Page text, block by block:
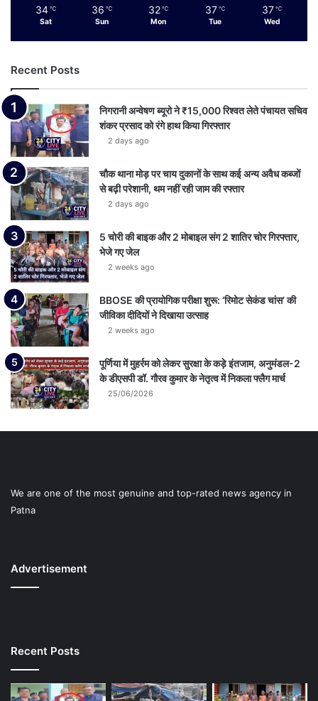
34 ℃
Sat
36 ℃
Sun
32 ℃
Mon
37 ℃
Tue
37 ℃
Wed
Recent Posts
निगरानी अन्वेषण ब्यूरो ने ₹15,000 रिश्वत लेते पंचायत सचिव
शंकर प्रसाद को रंगे हाथ किया गिरफ्तार
2 days ago
चौक थाना मोड़ पर चाय दुकानों के साथ कई अन्य अवैध कब्जों
से बढ़ी परेशानी, थम नहीं रही जाम की रफ्तार
2 days ago
5 चोरी की बाइक और 2 मोबाइल संग 2 शातिर चोर गिरफ्तार,
भेजे गए जेल
2 weeks ago
BBOSE की प्रायोगिक परीक्षा शुरू: ‘रिमोट सेकंड चांस’ की
जीविका दीदियों ने दिखाया उत्साह
2 weeks ago
पूर्णिया में मुहर्रम को लेकर सुरक्षा के कड़े इंतजाम, अनुमंडल-2
के डीएसपी डॉ. गौरव कुमार के नेतृत्व में निकला फ्लैग मार्च
25/06/2026
We are one of the most genuine and top-rated news agency in
Patna
Advertisement
Recent Posts